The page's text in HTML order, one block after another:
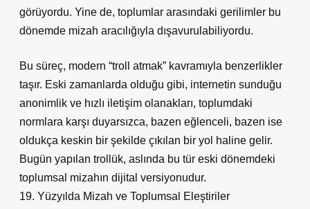
görüyordu. Yine de, toplumlar arasındaki gerilimler bu
dönemde mizah aracılığıyla dışavurulabiliyordu.
Bu süreç, modern “troll atmak” kavramıyla benzerlikler
taşır. Eski zamanlarda olduğu gibi, internetin sunduğu
anonimlik ve hızlı iletişim olanakları, toplumdaki
normlara karşı duyarsızca, bazen eğlenceli, bazen ise
oldukça keskin bir şekilde çıkılan bir yol haline gelir.
Bugün yapılan trollük, aslında bu tür eski dönemdeki
toplumsal mizahın dijital versiyonudur.
19. Yüzyılda Mizah ve Toplumsal Eleştiriler